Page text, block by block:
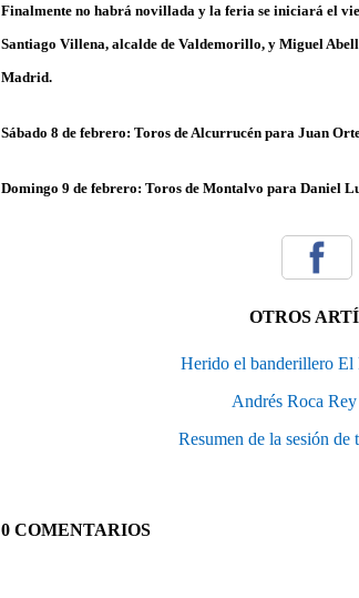
Finalmente no habrá novillada y la feria se iniciará el
Santiago Villena, alcalde de Valdemorillo, y Miguel
Madrid.
Sábado 8 de febrero: Toros de Alcurrucén para Juan
Domingo 9 de febrero: Toros de Montalvo para Daniel
OTROS
Herido el banderillero El
Andrés Roca
Resumen de la sesión
0 COMENTARIOS